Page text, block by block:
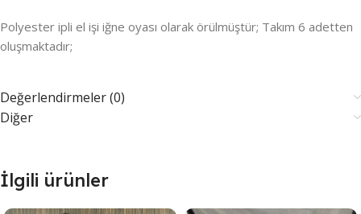
Polyester ipli el işi iğne oyası olarak örülmüştür; Takım 6 adetten
oluşmaktadır;
Değerlendirmeler (0)
Diğer
İlgili ürünler